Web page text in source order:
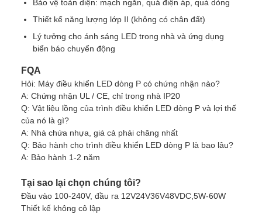
Bảo vệ toàn diện: mạch ngắn, quá điện áp, quá dòng
Thiết kế năng lượng lớp II (không có chân đất)
Lý tưởng cho ánh sáng LED trong nhà và ứng dụng
biển báo chuyển động
FQA
Hỏi: Máy điều khiển LED dòng P có chứng nhận nào?
A: Chứng nhận UL / CE, chỉ trong nhà IP20
Q: Vật liệu lồng của trình điều khiển LED dòng P và lợi thế
của nó là gì?
A: Nhà chứa nhựa, giá cả phải chăng nhất
Q: Bảo hành cho trình điều khiển LED dòng P là bao lâu?
A: Bảo hành 1-2 năm
Tại sao lại chọn chúng tôi?
Đầu vào 100-240V, đầu ra 12V24V36V48VDC,5W-60W
Thiết kế không cô lập